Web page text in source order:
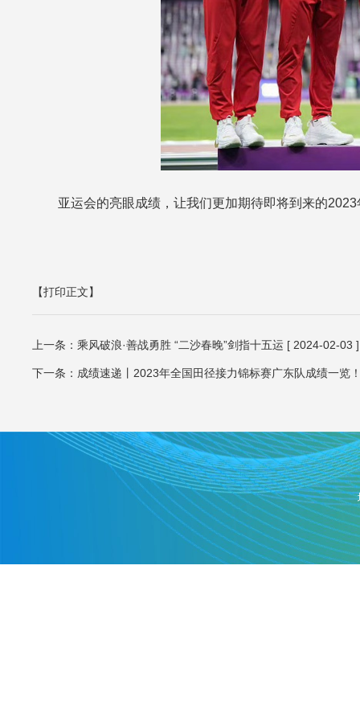
亚运会的亮眼成绩，让我们更加期待即将到来的
【打印正文】
上一条： 乘风破浪·善战勇胜 “二沙春晚”剑指十五运 [ 2024-02-03 ]
下一条： 成绩速递丨2023年全国田径接力锦标赛广东队成绩一览